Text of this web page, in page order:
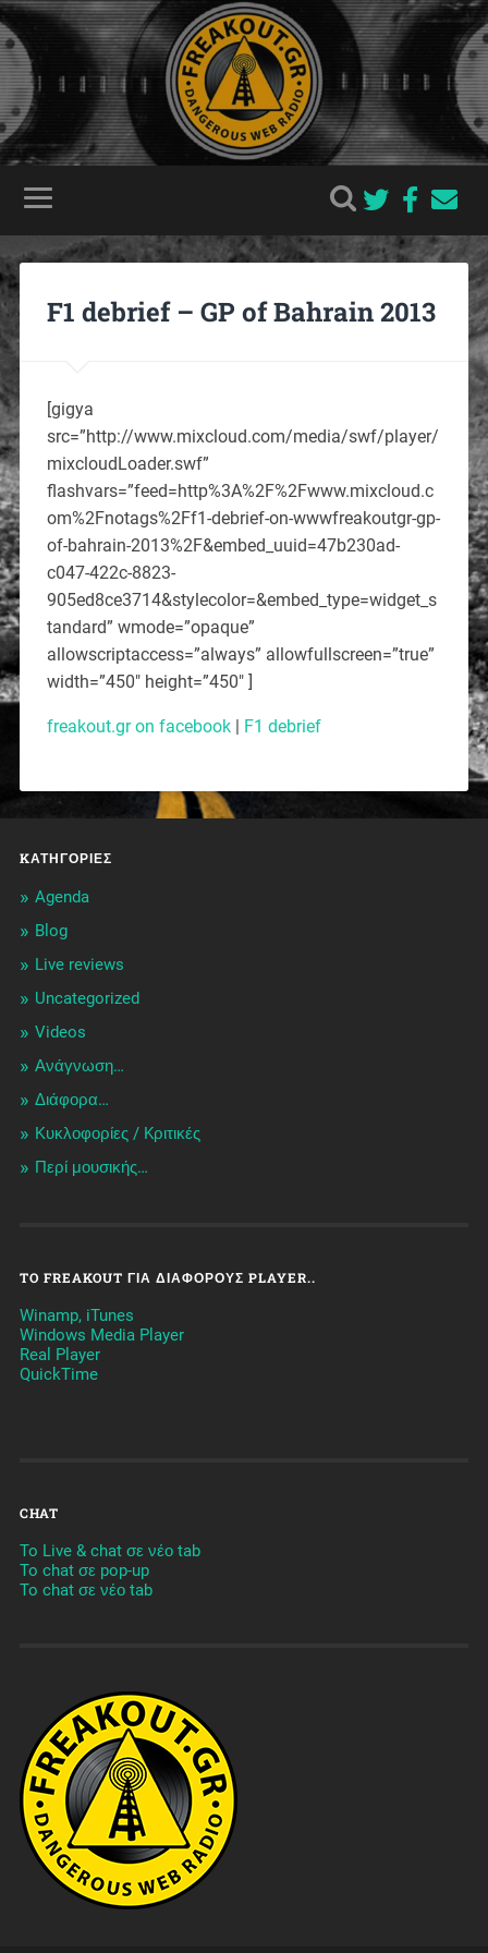
F1 debrief – GP of Bahrain 2013
[gigya
src=”http://www.mixcloud.com/media/swf/player/
mixcloudLoader.swf”
flashvars=”feed=http%3A%2F%2Fwww.mixcloud.c
om%2Fnotags%2Ff1-debrief-on-wwwfreakoutgr-gp-
of-bahrain-2013%2F&embed_uuid=47b230ad-
c047-422c-8823-
905ed8ce3714&stylecolor=&embed_type=widget_s
tandard” wmode=”opaque”
allowscriptaccess=”always” allowfullscreen=”true”
width=”450″ height=”450″ ]
freakout.gr on facebook| F1 debrief
KΑΤΗΓΟΡΊΕΣ
Agenda
Blog
Live reviews
Uncategorized
Videos
Ανάγνωση…
Διάφορα…
Κυκλοφορίες / Kριτικές
Περί μουσικής…
TO FREAKOUT ΓΙΑ ΔΙΆΦΟΡΟΥΣ PLAYER..
Winamp, iTunes
Windows Media Player
Real Player
QuickTime
CHAT
To Live & chat σε νέο tab
To chat σε pop-up
To chat σε νέο tab